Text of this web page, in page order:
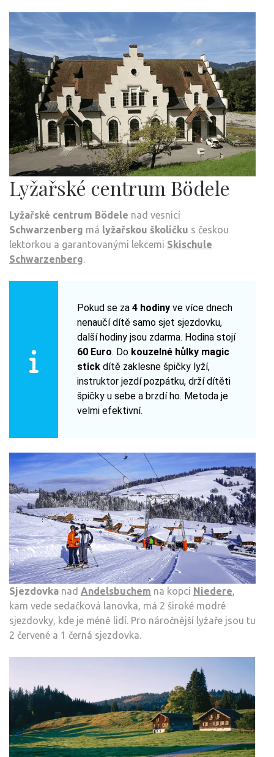
Lyžařské centrum Bödele
Lyžařské centrum Bödele nad vesnicí
Schwarzenberg má lyžařskou školičku s českou
lektorkou a garantovanými lekcemi Skischule
Schwarzenberg.
Pokud se za 4 hodinyve více dnech
nenaučí dítě samo sjet sjezdovku,
další hodiny jsou zdarma. Hodina stojí
60 Euro. Do kouzelné hůlky magic
stickdítě zaklesne špičky lyží,
instruktor jezdí pozpátku, drží dítěti
špičky u sebe a brzdí ho. Metoda je
velmi efektivní.
Sjezdovka nad Andelsbuchem na kopci Niedere,
kam vede sedačková lanovka, má 2 široké modré
sjezdovky, kde je méně lidí. Pro náročnější lyžaře jsou tu
2 červené a 1 černá sjezdovka.